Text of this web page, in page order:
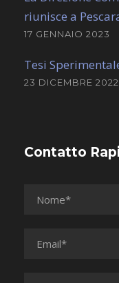
riunisce a
17 GENNAIO 2023
Tesi
23 DICEMBRE 2022
Contatto